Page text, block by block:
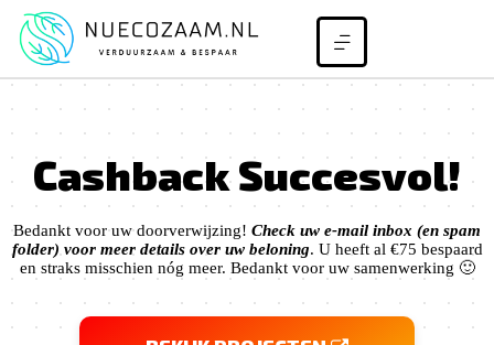
Cashback Succesvol!
Bedankt voor uw doorverwijzing! Check uw e-mail inbox (en spam
folder) voor meer details over uw beloning. U heeft al €75 bespaard
en straks misschien nóg meer. Bedankt voor uw samenwerking 🙂